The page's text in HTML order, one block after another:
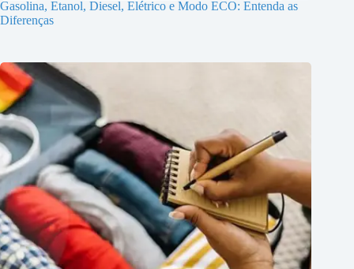
Gasolina, Etanol, Diesel, Elétrico e Modo ECO: Entenda as
Diferenças